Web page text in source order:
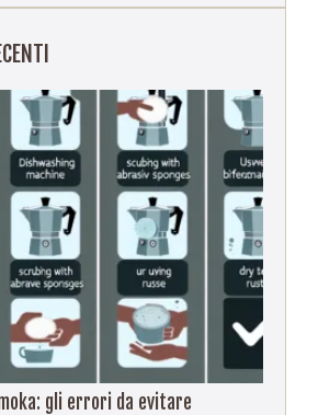
gli errori da evitare